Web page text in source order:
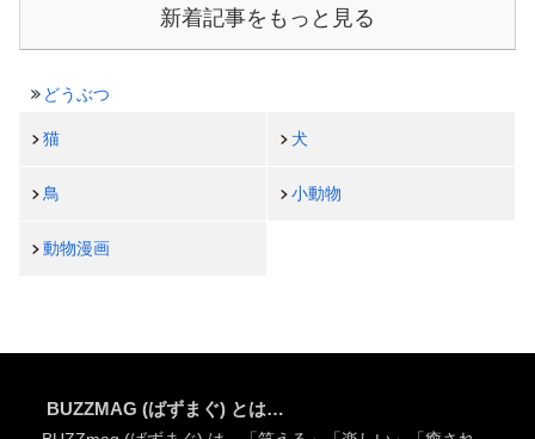
新着記事をもっと見る
どうぶつ
猫 犬
鳥 小動物
動物漫画
BUZZMAG (ばずまぐ) とは…